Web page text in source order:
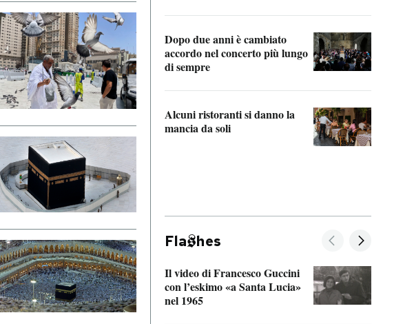
Dopo due anni è cambiato
accordo nel concerto più lungo
di sempre
Alcuni ristoranti si danno la
mancia da soli
Fla hes
Il video di Francesco Guccini
con l’eskimo «a Santa Lucia»
nel 1965